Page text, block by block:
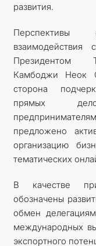
развития.
Перспективы
Президентом
Камбоджи Неок
сторона
прямых
предложено
организацию
тематических
В качестве
обозначены
обмен
международных
экспортного